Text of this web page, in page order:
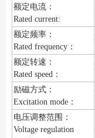
额定电流：
Rated current:
额定频率：
Rated frequency：
额定转速：
Rated speed：
励磁方式：
Excitation mode：
电压调整范围：
Voltage regulation